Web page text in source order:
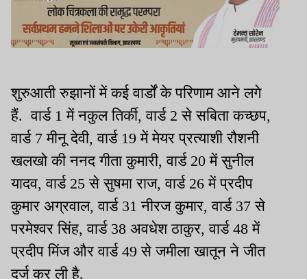
शुरुआती रुझानों में कई वार्डों के परिणाम आने लगे
हैं. वार्ड 1 में नकुल तिर्की, वार्ड 2 से सबिता कच्छप,
वार्ड 7 मीनू देवी, वार्ड 19 में मेयर प्रत्याशी रौशनी
खलखो की ननद गीता कुमारी, वार्ड 20 में सुनील
यादव, वार्ड 25 से सुषमा राज, वार्ड 26 में प्रदीप
कुमार अग्रवाल, वार्ड 31 नीरज कुमार, वार्ड 37 से
परमेश्वर सिंह, वार्ड 38 अवधेश ठाकुर, वार्ड 48 में
प्रदीप मिंज और वार्ड 49 से जमीला खातून ने जीत
दर्ज कर ली है.